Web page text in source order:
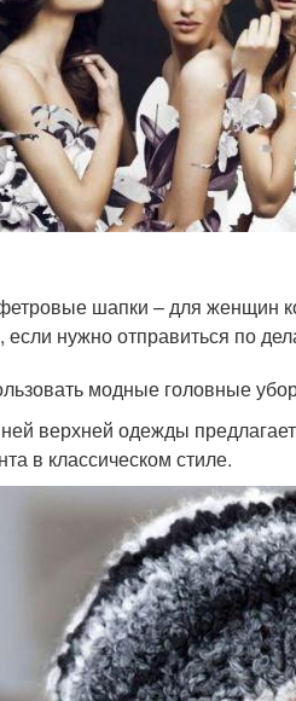
шапки – для женщин
если нужно отправиться по
модные головные
верхней одежды
в классическом стиле.